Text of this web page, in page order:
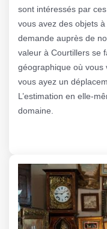
sont intéressés par
vous avez des objets
demande auprès de
valeur à Courtillers se
géographique où vous
vous ayez un
L’estimation en elle-
domaine.